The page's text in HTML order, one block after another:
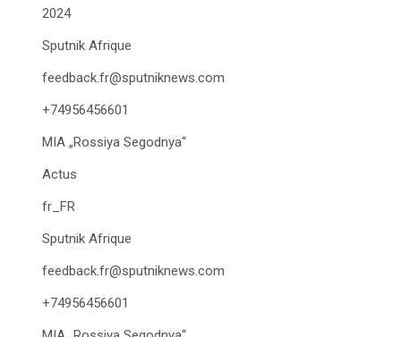
2024
Sputnik Afrique
feedback.fr@sputniknews.com
+74956456601
MIA „Rossiya Segodnya“
Actus
fr_FR
Sputnik Afrique
feedback.fr@sputniknews.com
+74956456601